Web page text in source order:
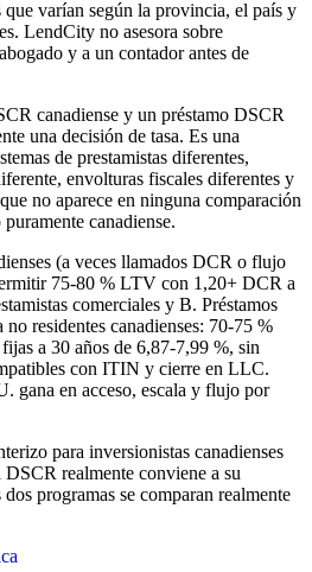
que varían según la provincia, el país y
LendCity no asesora sobre
y a un contador antes de
canadiense y un préstamo DSCR
una decisión de tasa. Es una
de prestamistas diferentes,
envolturas fiscales diferentes y
no aparece en ninguna comparación
canadiense.
(a veces llamados DCR o flujo
75-80 % LTV con 1,20+ DCR a
comerciales y B. Préstamos
residentes canadienses: 70-75 %
a 30 años de 6,87-7,99 %, sin
con ITIN y cierre en LLC.
gana en acceso, escala y flujo por
para inversionistas canadienses
realmente conviene a su
programas se comparan realmente